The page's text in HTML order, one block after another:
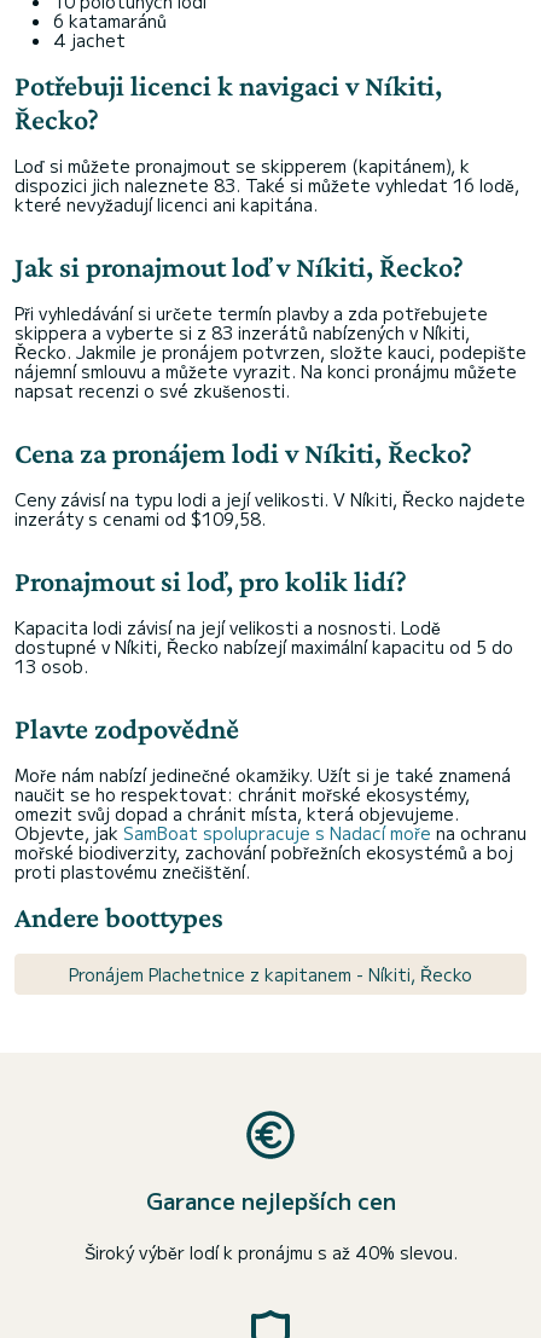
6 katamaránů
4 jachet
Potřebuji licenci k navigaci v Níkiti,
Řecko?
Loď si můžete pronajmout se skipperem (kapitánem), k
dispozici jich naleznete 83. Také si můžete vyhledat 16 lodě,
které nevyžadují licenci ani kapitána.
Jak si pronajmout loď v Níkiti, Řecko?
Při vyhledávání si určete termín plavby a zda potřebujete
skippera a vyberte si z 83 inzerátů nabízených v Níkiti,
Řecko. Jakmile je pronájem potvrzen, složte kauci, podepište
nájemní smlouvu a můžete vyrazit. Na konci pronájmu můžete
napsat recenzi o své zkušenosti.
Cena za pronájem lodi v Níkiti, Řecko?
Ceny závisí na typu lodi a její velikosti. V Níkiti, Řecko najdete
inzeráty s cenami od $109,58.
Pronajmout si loď, pro kolik lidí?
Kapacita lodi závisí na její velikosti a nosnosti. Lodě
dostupné v Níkiti, Řecko nabízejí maximální kapacitu od 5 do
13 osob.
Plavte zodpovědně
Moře nám nabízí jedinečné okamžiky. Užít si je také znamená
naučit se ho respektovat: chránit mořské ekosystémy,
omezit svůj dopad a chránit místa, která objevujeme.
Objevte, jak SamBoat spolupracuje s Nadací moře na ochranu
mořské biodiverzity, zachování pobřežních ekosystémů a boj
proti plastovému znečištění.
Andere boottypes
Pronájem Plachetnice z kapitanem - Níkiti, Řecko
Garance nejlepších cen
Široký výběr lodí k pronájmu s až 40% slevou.